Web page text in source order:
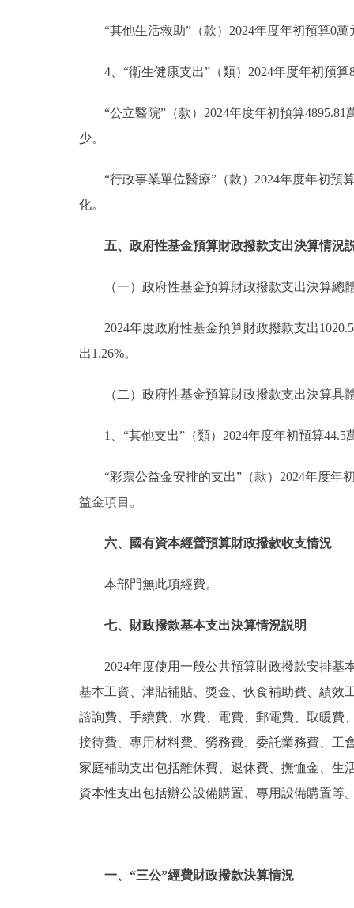
“其他生活救助”（款）2024年度年初預算0
4、“衛生健康支出”（類）2024年度年初預
“公立醫院”（款）2024年度年初預算
少。
“行政事業單位醫療”（款）2024年度年初預
化。
五、政府性基金預算財政撥款支出決算情況
（一）政府性基金預算財政撥款支出決算總
2024年度政府性基金預算財政撥款支出
出1.26%。
（二）政府性基金預算財政撥款支出決算具
1、“其他支出”（類）2024年度年初預算
“彩票公益金安排的支出”（款）2024年度年
益金項目。
六、國有資本經營預算財政撥款收支情況
本部門無此項經費。
七、財政撥款基本支出決算情況説明
2024年度使用一般公共預算財政撥款安排基
基本工資、津貼補貼、獎金、伙食補助費、績效
諮詢費、手續費、水費、電費、郵電費、取暖費
接待費、專用材料費、勞務費、委託業務費、工
家庭補助支出包括離休費、退休費、撫恤金、生
資本性支出包括辦公設備購置、專用設備購置等
一、“三公”經費財政撥款決算情況